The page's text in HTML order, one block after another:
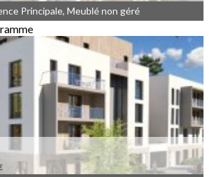
000,00 €
Principale, Meublé non géré